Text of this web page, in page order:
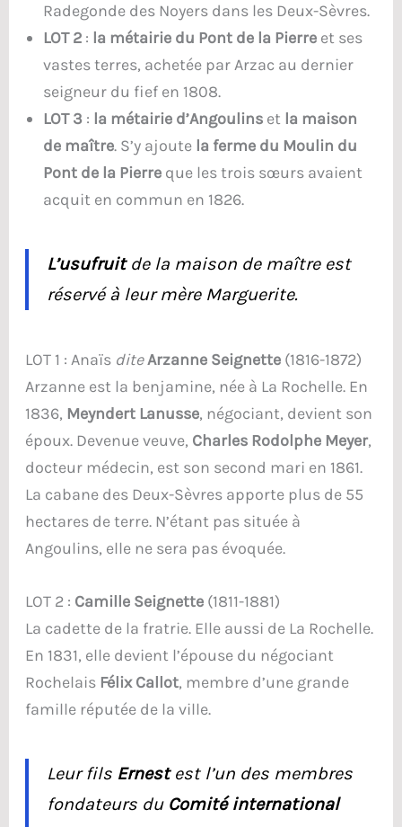
Radegonde des Noyers dans les Deux-Sèvres.
LOT 2: la métairie du Pont de la Pierreet ses
vastes terres, achetée par Arzac au dernier
seigneur du fief en 1808.
LOT 3: la métairie d’Angoulinset la maison
de maître. S’y ajoute la ferme du Moulin du
Pont de la Pierreque les trois sœurs avaient
acquit en commun en 1826.
L’usufruitde la maison de maître est
réservé à leur mère Marguerite.
LOT 1 : Anaïs diteArzanne Seignette(1816-1872)
Arzanne est la benjamine, née à La Rochelle. En
1836, Meyndert Lanusse, négociant, devient son
époux. Devenue veuve, Charles Rodolphe Meyer,
docteur médecin, est son second mari en 1861.
La cabane des Deux-Sèvres apporte plus de 55
hectares de terre. N’étant pas située à
Angoulins, elle ne sera pas évoquée.
LOT 2 : Camille Seignette(1811-1881)
La cadette de la fratrie. Elle aussi de La Rochelle.
En 1831, elle devient l’épouse du négociant
Rochelais Félix Callot, membre d’une grande
famille réputée de la ville.
Leur fils Ernestest l’un des membres
fondateurs du Comité international